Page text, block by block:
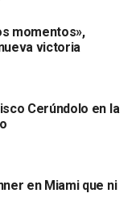
momentos»,
victoria
Cerúndolo en la
en Miami que ni